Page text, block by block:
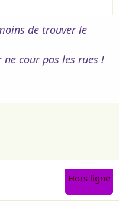
de trouver le
cour pas les rues !
Hors ligne